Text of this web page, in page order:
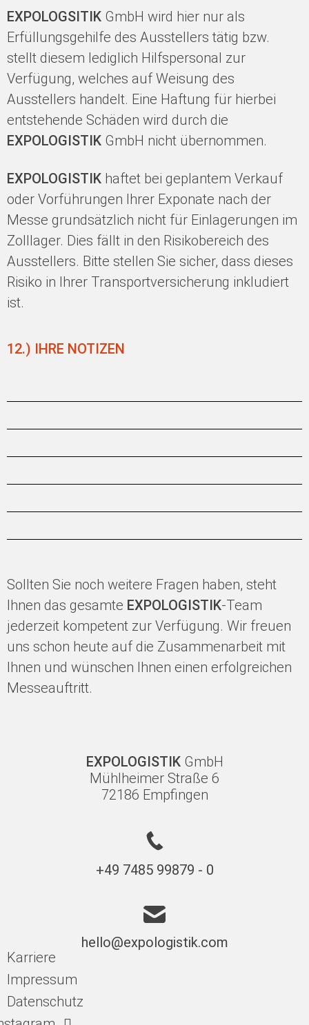
EXPOLOGSITIK GmbH wird hier nur als
Erfüllungsgehilfe des Ausstellers tätig bzw.
stellt diesem lediglich Hilfspersonal zur
Verfügung, welches auf Weisung des
Ausstellers handelt. Eine Haftung für hierbei
entstehende Schäden wird durch die
EXPOLOGISTIK GmbH nicht übernommen.
EXPOLOGISTIK haftet bei geplantem Verkauf
oder Vorführungen Ihrer Exponate nach der
Messe grundsätzlich nicht für Einlagerungen im
Zolllager. Dies fällt in den Risikobereich des
Ausstellers. Bitte stellen Sie sicher, dass dieses
Risiko in Ihrer Transportversicherung inkludiert
ist.
12.) IHRE NOTIZEN
Sollten Sie noch weitere Fragen haben, steht
Ihnen das gesamte EXPOLOGISTIK-Team
jederzeit kompetent zur Verfügung. Wir freuen
uns schon heute auf die Zusammenarbeit mit
Ihnen und wünschen Ihnen einen erfolgreichen
Messeauftritt.
EXPOLOGISTIKGmbH
Mühlheimer Straße 6
72186 Empfingen
+49 7485 99879 - 0
hello@expologistik.com
Karriere
Impressum
Datenschutz